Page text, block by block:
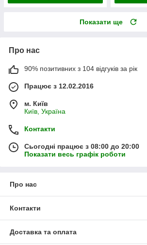
Показати ще
Про нас
90% позитивних з 104 відгуків за рік
Працює з 12.02.2016
м. Київ
Київ, Україна
Контакти
Сьогодні працює з 08:00 до 20:00
Показати весь графік роботи
Про нас
Контакти
Доставка та оплата